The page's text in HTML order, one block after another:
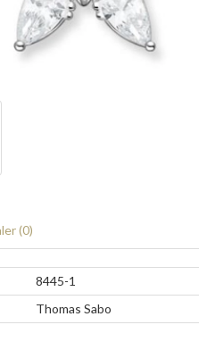
(0)
8445-1
Thomas Sabo